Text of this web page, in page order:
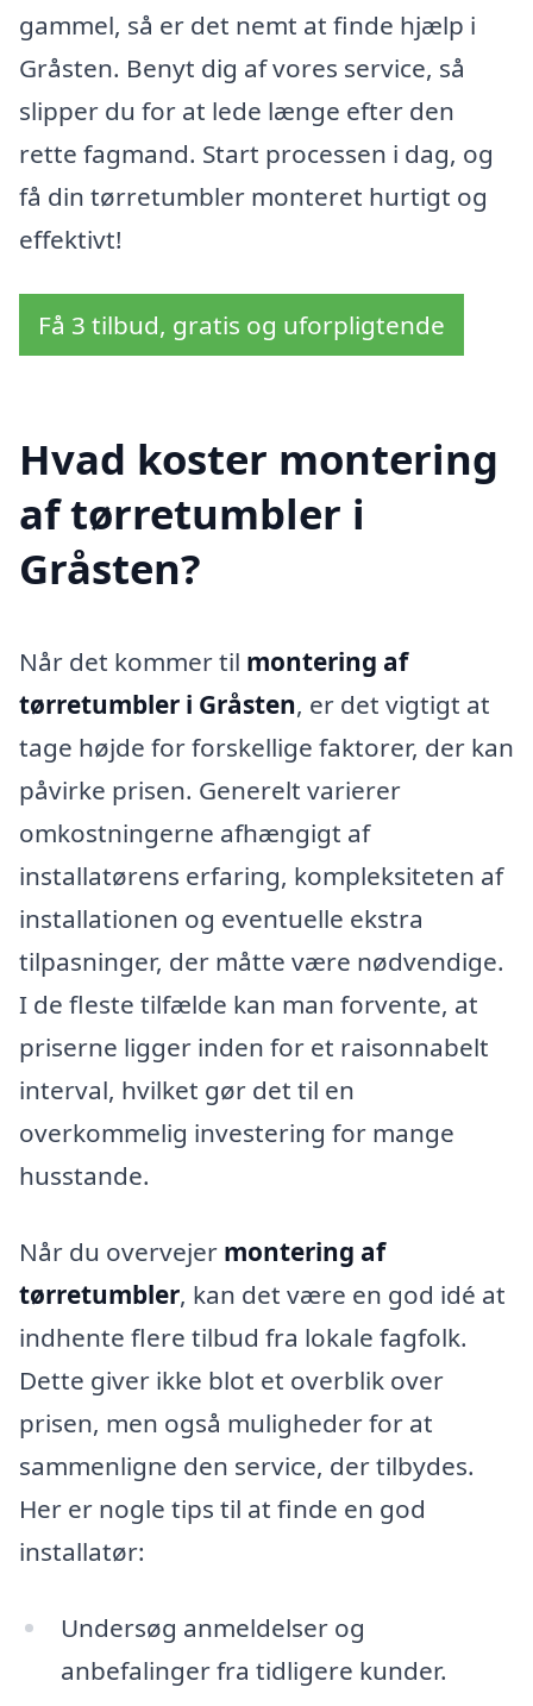
gammel, så er det nemt at finde hjælp i
Gråsten. Benyt dig af vores service, så
slipper du for at lede længe efter den
rette fagmand. Start processen i dag, og
få din tørretumbler monteret hurtigt og
effektivt!
Få 3 tilbud, gratis og uforpligtende
Hvad koster montering
af tørretumbler i
Gråsten?
Når det kommer til montering af
tørretumbler i Gråsten, er det vigtigt at
tage højde for forskellige faktorer, der kan
påvirke prisen. Generelt varierer
omkostningerne afhængigt af
installatørens erfaring, kompleksiteten af
installationen og eventuelle ekstra
tilpasninger, der måtte være nødvendige.
I de fleste tilfælde kan man forvente, at
priserne ligger inden for et raisonnabelt
interval, hvilket gør det til en
overkommelig investering for mange
husstande.
Når du overvejer montering af
tørretumbler, kan det være en god idé at
indhente flere tilbud fra lokale fagfolk.
Dette giver ikke blot et overblik over
prisen, men også muligheder for at
sammenligne den service, der tilbydes.
Her er nogle tips til at finde en god
installatør:
Undersøg anmeldelser og
anbefalinger fra tidligere kunder.